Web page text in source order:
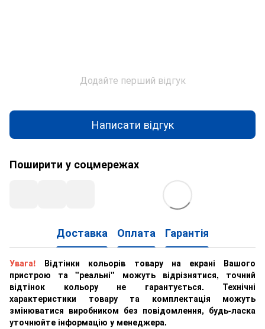
Додайте перший відгук
Написати відгук
Поширити у соцмережах
Доставка Оплата Гарантія
Увага! Відтінки кольорів товару на екрані Вашого
пристрою та "реальні" можуть відрізнятися, точний
відтінок кольору не гарантується. Технічні
характеристики товару та комплектація можуть
змінюватися виробником без повідомлення, будь-ласка
уточнюйте інформацію у менеджера.